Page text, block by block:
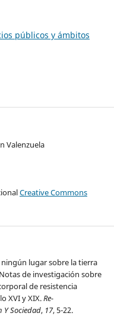
públicos y ámbitos
Valenzuela
Creative Commons
ningún lugar sobre la tierra
de investigación sobre
de resistencia
XVI y XIX.Re-
Y Sociedad, 17, 5-22.